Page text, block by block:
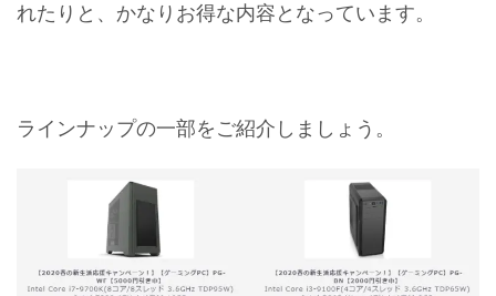
れたりと、かなりお得な内容となっています。
ラインナップの一部をご紹介しましょう。